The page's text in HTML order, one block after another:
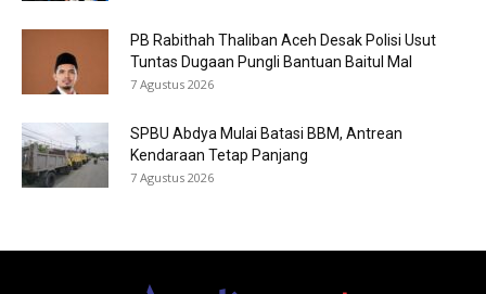
PB Rabithah Thaliban Aceh Desak Polisi Usut
Tuntas Dugaan Pungli Bantuan Baitul Mal
7 Agustus 2026
SPBU Abdya Mulai Batasi BBM, Antrean
Kendaraan Tetap Panjang
7 Agustus 2026